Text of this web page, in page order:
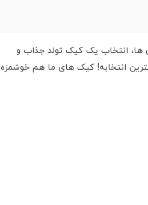
ها، انتخاب یک کیک تولد جذاب و
و متفاوت برای جشن پنج سالگی عزیزاتون می گردید، کیک تولد عدد 5 از ونوشک بهترین انتخابه! کیک های ما هم خوشمزه